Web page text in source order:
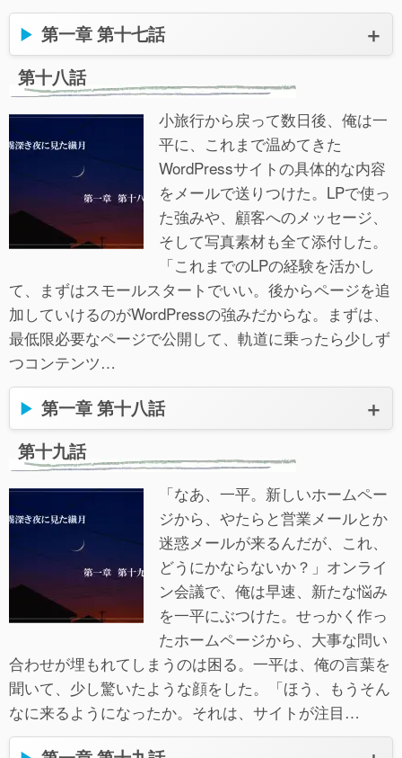
第一章 第十七話
第十八話
小旅行から戻って数日後、俺は一
平に、これまで温めてきた
WordPressサイトの具体的な内容
をメールで送りつけた。LPで使っ
た強みや、顧客へのメッセージ、
そして写真素材も全て添付した。
「これまでのLPの経験を活かし
て、まずはスモールスタートでいい。後からページを追
加していけるのがWordPressの強みだからな。まずは、
最低限必要なページで公開して、軌道に乗ったら少しず
つコンテンツ…
第一章 第十八話
第十九話
「なあ、一平。新しいホームペー
ジから、やたらと営業メールとか
迷惑メールが来るんだが、これ、
どうにかならないか？」オンライ
ン会議で、俺は早速、新たな悩み
を一平にぶつけた。せっかく作っ
たホームページから、大事な問い
合わせが埋もれてしまうのは困る。一平は、俺の言葉を
聞いて、少し驚いたような顔をした。「ほう、もうそん
なに来るようになったか。それは、サイトが注目…